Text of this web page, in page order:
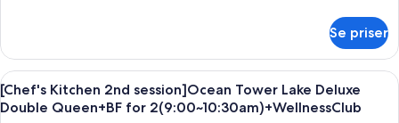
View)
Tower
Business
Deluxe
Double
Se priser
Öppna
alla
Duntäcken, minibar,
6
[Chef's Kitchen 2nd session]Ocean Tower Lake Deluxe
Double Queen+BF for 2(9:00~10:30am)+WellnessClub